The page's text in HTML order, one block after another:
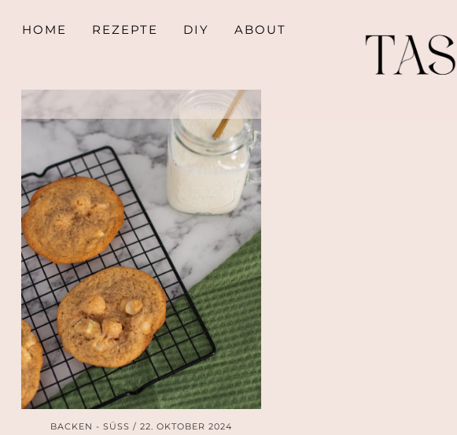
HOME REZEPTE DIY ABOUT
BACKEN - SÜSS 22. OKTOBER 2024